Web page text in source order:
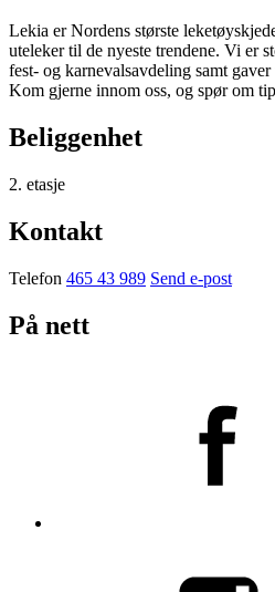
Lekia er Nordens største
uteleker til de nyeste trendene. Vi er
fest- og karnevalsavdeling samt
Kom gjerne innom oss, og spør om
Beliggenhet
2. etasje
Kontakt
Telefon 465 43 989 Send e-post
På nett